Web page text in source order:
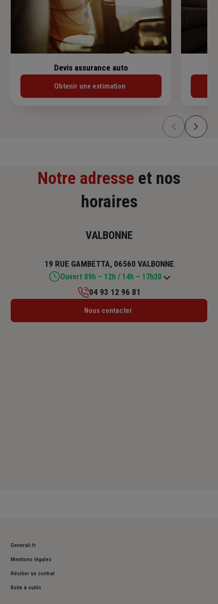
Devis assurance auto
Obtenir une estimation
Notre adresse et nos
horaires
VALBONNE
19 RUE GAMBETTA, 06560 VALBONNE
Ouvert 09h – 12h / 14h – 17h30
Lundi : Fermé
04 93 12 96 81
Nous contacter
Generali.fr
Mentions légales
Résilier un contrat
Boite à outils